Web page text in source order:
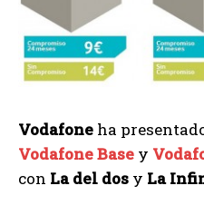
Vodafone ha
Vodafone Base y
con La del dos y La